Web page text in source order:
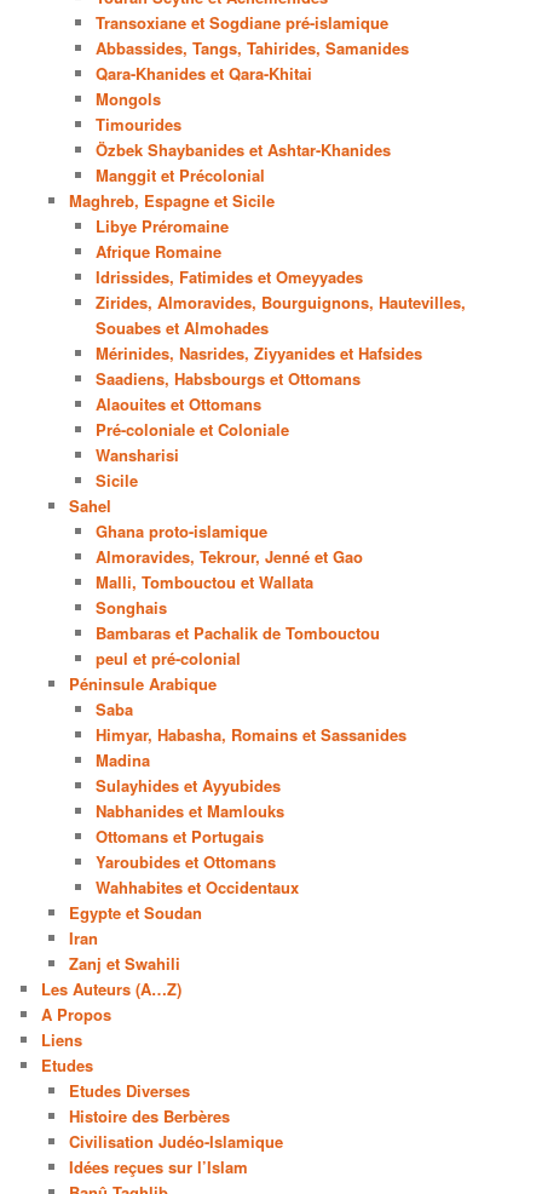
Transoxiane et Sogdiane pré-islamique
Abbassides, Tangs, Tahirides, Samanides
Qara-Khanides et Qara-Khitai
Mongols
Timourides
Özbek Shaybanides et Ashtar-Khanides
Manggit et Précolonial
Maghreb, Espagne et Sicile
Libye Préromaine
Afrique Romaine
Idrissides, Fatimides et Omeyyades
Zirides, Almoravides, Bourguignons, Hautevilles,
Souabes et Almohades
Mérinides, Nasrides, Ziyyanides et Hafsides
Saadiens, Habsbourgs et Ottomans
Alaouites et Ottomans
Pré-coloniale et Coloniale
Wansharisi
Sicile
Sahel
Ghana proto-islamique
Almoravides, Tekrour, Jenné et Gao
Malli, Tombouctou et Wallata
Songhais
Bambaras et Pachalik de Tombouctou
peul et pré-colonial
Péninsule Arabique
Saba
Himyar, Habasha, Romains et Sassanides
Madina
Sulayhides et Ayyubides
Nabhanides et Mamlouks
Ottomans et Portugais
Yaroubides et Ottomans
Wahhabites et Occidentaux
Egypte et Soudan
Iran
Zanj et Swahili
Les Auteurs (A…Z)
A Propos
Liens
Etudes
Etudes Diverses
Histoire des Berbères
Civilisation Judéo-Islamique
Idées reçues sur l’Islam